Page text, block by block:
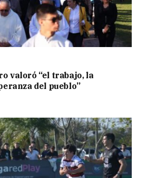
valoró “el trabajo, la
del pueblo”